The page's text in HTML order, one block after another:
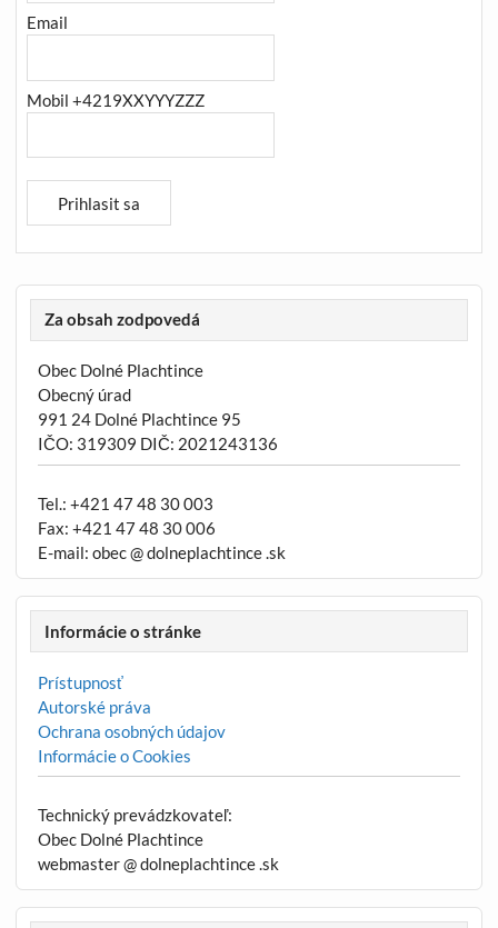
Email
Mobil +4219XXYYYZZZ
Za obsah zodpovedá
Obec Dolné Plachtince
Obecný úrad
991 24 Dolné Plachtince 95
IČO: 319309 DIČ: 2021243136
Tel.: +421 47 48 30 003
Fax: +421 47 48 30 006
E-mail: obec @ dolneplachtince .sk
Informácie o stránke
Prístupnosť
Autorské práva
Ochrana osobných údajov
Informácie o Cookies
Technický prevádzkovateľ:
Obec Dolné Plachtince
webmaster @ dolneplachtince .sk